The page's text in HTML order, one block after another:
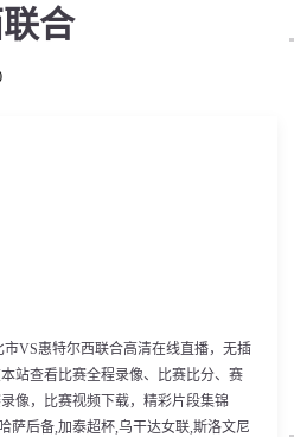
合
市VS惠特尔西联合高清在线直播，无插
站查看比赛全程录像、比赛比分、赛
像，比赛视频下载，精彩片段集锦
萨后备,加泰超杯,乌干达女联,斯洛文尼